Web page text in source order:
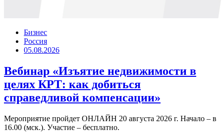
Бизнес
Россия
05.08.2026
Вебинар «Изъятие недвижимости в
целях КРТ: как добиться
справедливой компенсации»
Мероприятие пройдет ОНЛАЙН 20 августа 2026 г. Начало – в
16.00 (мск.). Участие – бесплатно.